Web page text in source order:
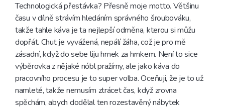
Technologická přestávka? Přesně moje motto. Většinu
času v dílně strávím hledáním správného šroubováku,
takže tahle káva je ta nejlepší odměna, kterou si můžu
dopřát. Chuť je vyvážená, nepálí žáha, což je pro mě
zásadní, když do sebe liju hrnek za hrnkem. Není to sice
výběrovka z nějaké nóbl pražírny, ale jako káva do
pracovního procesu je to super volba. Oceňuji, že je to už
namleté, takže nemusím ztrácet čas, když zrovna
spěchám, abych dodělal ten rozestavěný nábytek